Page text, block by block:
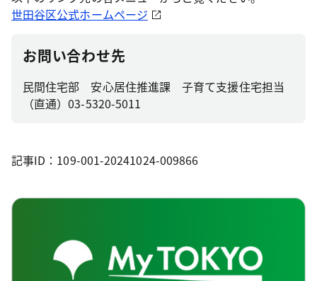
世田谷区公式ホームページ
お問い合わせ先
民間住宅部 安心居住推進課 子育て支援住宅担当
（直通）03-5320-5011
記事ID：109-001-20241024-009866